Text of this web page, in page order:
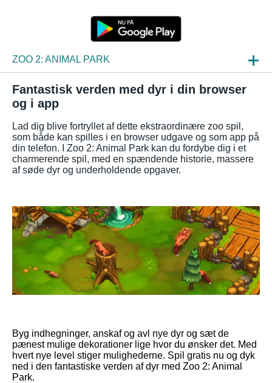
ZOO 2: ANIMAL PARK
NYHEDER
INDBLIK
OFTE STILLEDE SPØRGSMÅL
Fantastisk verden med dyr i din browser
og i app
Lad dig blive fortryllet af dette ekstraordinære zoo spil,
som både kan spilles i en browser udgave og som app på
din telefon. I Zoo 2: Animal Park kan du fordybe dig i et
charmerende spil, med en spændende historie, massere
af søde dyr og underholdende opgaver.
Byg indhegninger, anskaf og avl nye dyr og sæt de
pænest mulige dekorationer lige hvor du ønsker det. Med
hvert nye level stiger mulighederne. Spil gratis nu og dyk
ned i den fantastiske verden af dyr med Zoo 2: Animal
Park.